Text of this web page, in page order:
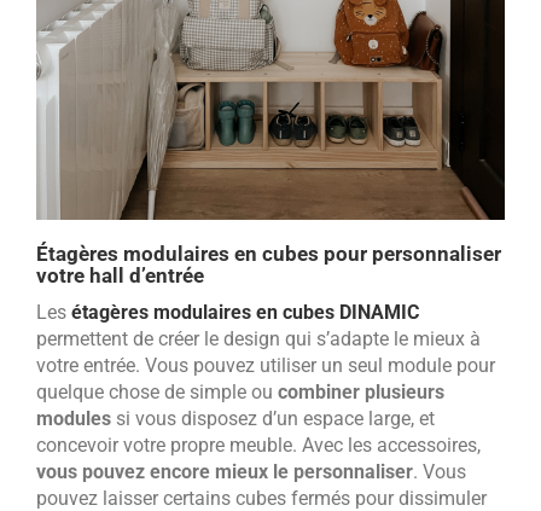
Étagères modulaires en cubes pour personnaliser
votre hall d’entrée
Les étagères modulaires en cubes DINAMIC
permettent de créer le design qui s’adapte le mieux à
votre entrée. Vous pouvez utiliser un seul module pour
quelque chose de simple ou combiner plusieurs
modules si vous disposez d’un espace large, et
concevoir votre propre meuble. Avec les accessoires,
vous pouvez encore mieux le personnaliser. Vous
pouvez laisser certains cubes fermés pour dissimuler